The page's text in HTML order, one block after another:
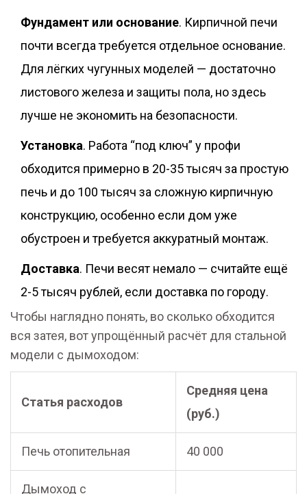
Фундамент или основание. Кирпичной печи
почти всегда требуется отдельное основание.
Для лёгких чугунных моделей — достаточно
листового железа и защиты пола, но здесь
лучше не экономить на безопасности.
Установка. Работа “под ключ” у профи
обходится примерно в 20-35 тысяч за простую
печь и до 100 тысяч за сложную кирпичную
конструкцию, особенно если дом уже
обустроен и требуется аккуратный монтаж.
Доставка. Печи весят немало — считайте ещё
2-5 тысяч рублей, если доставка по городу.
Чтобы наглядно понять, во сколько обходится
вся затея, вот упрощённый расчёт для стальной
модели с дымоходом:
Статья расходов
Средняя цена
(руб.)
Печь отопительная 40 000
Дымоход с